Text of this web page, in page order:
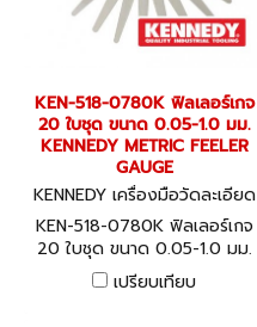
KEN-518-0780K ฟิลเลอร์เกจ
20 ใบชุด ขนาด 0.05-1.0 มม.
KENNEDY METRIC FEELER
GAUGE
KENNEDY เครื่องมือวัดละเอียด
KEN-518-0780K
KEN-518-0780K ฟิลเลอร์เกจ
20 ใบชุด ขนาด 0.05-1.0 มม.
KENNEDY METRIC FEELER
GAUGE
เปรียบเทียบ